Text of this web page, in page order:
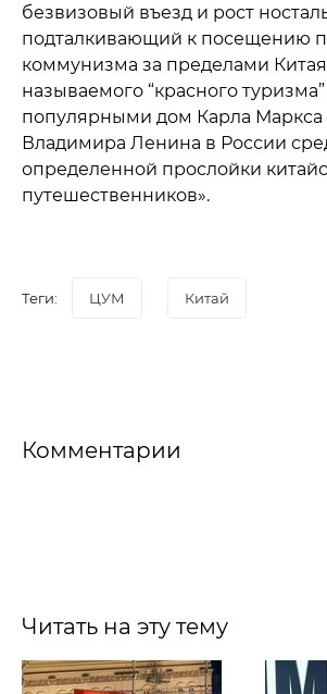
безвизовый въезд и рост
подталкивающий к посещению
коммунизма за пределами
называемого “красного
популярными дом Карла Маркса
Владимира Ленина в России
определенной прослойки
путешественников».
Теги: ЦУМ Китай
Комментарии
Читать на эту тему